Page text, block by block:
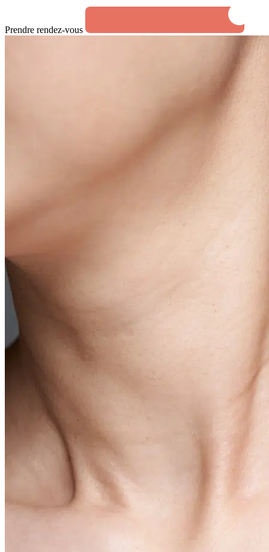
Prendre rendez-vous